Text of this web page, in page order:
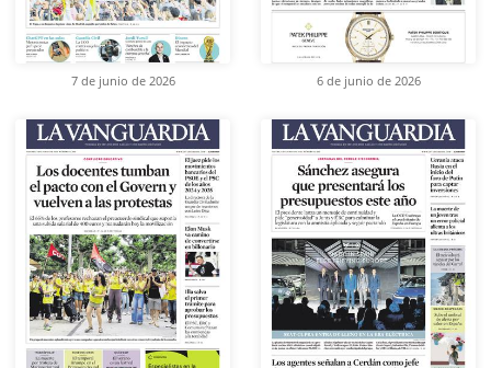
7 de junio de 2026 6 de junio de 2026